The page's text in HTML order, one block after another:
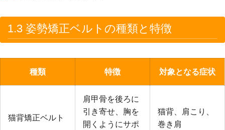
1.3 姿勢矯正ベルトの種類と特徴
種類 特徴 対象となる症状
猫背矯正ベルト
肩甲骨を後ろに
引き寄せ、胸を
開くようにサポ
猫背、肩こり、
巻き肩